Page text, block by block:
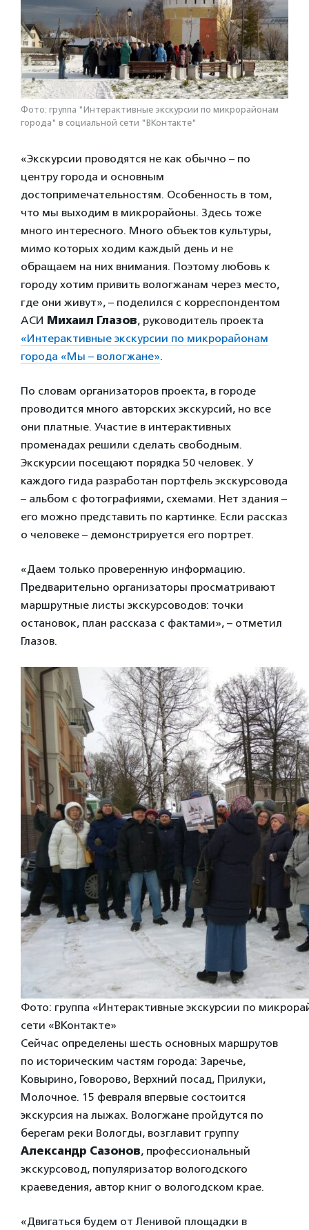
Фото: группа "Интерактивные экскурсии по микрорайонам
города" в социальной сети "ВКонтакте"
«Экскурсии проводятся не как обычно – по
центру города и основным
достопримечательностям. Особенность в том,
что мы выходим в микрорайоны. Здесь тоже
много интересного. Много объектов культуры,
мимо которых ходим каждый день и не
обращаем на них внимания. Поэтому любовь к
городу хотим привить вологжанам через место,
где они живут», – поделился с корреспондентом
АСИ Михаил Глазов, руководитель проекта
«Интерактивные экскурсии по микрорайонам
города «Мы – вологжане».
По словам организаторов проекта, в городе
проводится много авторских экскурсий, но все
они платные. Участие в интерактивных
променадах решили сделать свободным.
Экскурсии посещают порядка 50 человек. У
каждого гида разработан портфель экскурсовода
– альбом с фотографиями, схемами. Нет здания –
его можно представить по картинке. Если рассказ
о человеке – демонстрируется его портрет.
«Даем только проверенную информацию.
Предварительно организаторы просматривают
маршрутные листы экскурсоводов: точки
остановок, план рассказа с фактами», – отметил
Глазов.
Фото: группа «Интерактивные экскурсии по
сети «ВКонтакте»
Сейчас определены шесть основных маршрутов
по историческим частям города: Заречье,
Ковырино, Говорово, Верхний посад, Прилуки,
Молочное. 15 февраля впервые состоится
экскурсия на лыжах. Вологжане пройдутся по
берегам реки Вологды, возглавит группу
Александр Сазонов, профессиональный
экскурсовод, популяризатор вологодского
краеведения, автор книг о вологодском крае.
«Двигаться будем от Ленивой площадки в